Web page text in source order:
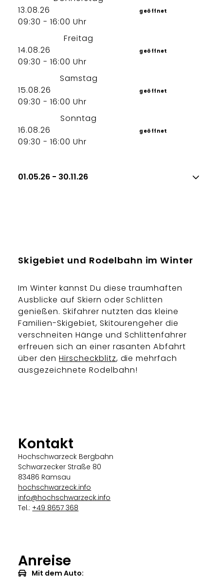
13.08.26
09:30 - 16:00 Uhr
geöffnet
Freitag
14.08.26
09:30 - 16:00 Uhr
geöffnet
Samstag
15.08.26
09:30 - 16:00 Uhr
geöffnet
Sonntag
16.08.26
09:30 - 16:00 Uhr
geöffnet
01.05.26 - 30.11.26
Skigebiet und Rodelbahn im Winter
Im Winter kannst Du diese traumhaften
Ausblicke auf Skiern oder Schlitten
genießen. Skifahrer nutzten das kleine
Familien-Skigebiet, Skitourengeher die
verschneiten Hänge und Schlittenfahrer
erfreuen sich an einer rasanten Abfahrt
über denHirscheckblitz, die mehrfach
ausgezeichnete Rodelbahn!
Kontakt
Hochschwarzeck Bergbahn
Schwarzecker Straße 80
83486 Ramsau
hochschwarzeck.info
info@hochschwarzeck.info
Tel.:+49 8657 368
Anreise
Mit dem Auto: